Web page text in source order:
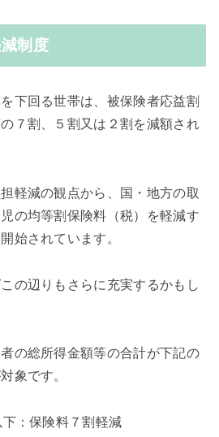
制度
下回る世帯は、被保険者応益割
７割、５割又は２割を減額され
軽減の観点から、国・地方の取
の均等割保険料（税）を軽減す
始されています。
の辺りもさらに充実するかもし
の総所得金額等の合計が下記の
象です。
：保険料７割軽減